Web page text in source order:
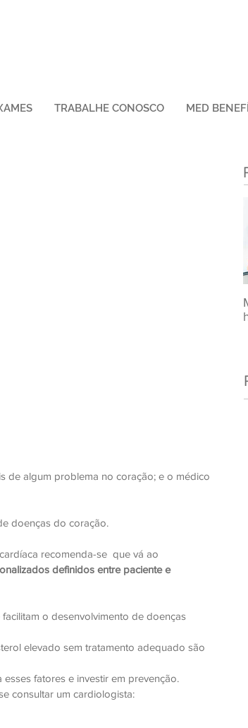
TRABALHE CONOSCO MED
de algum problema no coração; e o médico
doenças do coração.
recomenda-se  que vá ao
definidos entre paciente e
o desenvolvimento de doenças
elevado sem tratamento adequado são
fatores e investir em prevenção.
consultar um cardiologista: